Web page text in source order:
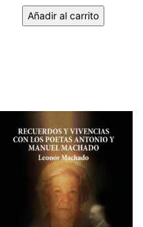
CARTERA
en
Radio
París.
MANUEL
ÁLVAREZ
MACHADO
Añadir al carrito